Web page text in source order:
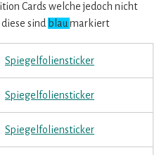
Cards welche jedoch nicht
sind blaumarkiert
Spiegelfoliensticker
Spiegelfoliensticker
Spiegelfoliensticker